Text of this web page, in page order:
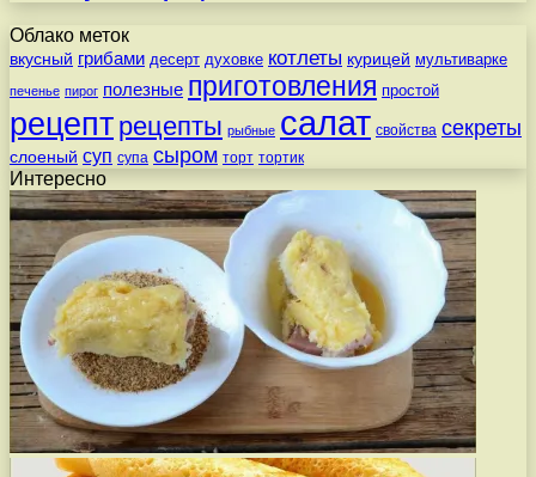
Облако меток
вкусный грибами десерт духовке котлеты курицей мультиварке
печенье пирог полезные приготовления простой
рецепт рецепты рыбные салат свойства секреты
слоеный суп супа сыром торт тортик
Интересно